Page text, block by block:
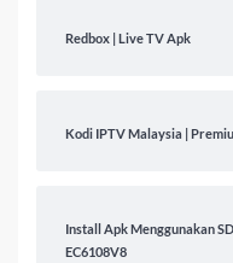
Redbox | Live TV Apk
Kodi IPTV Malaysia |
Install Apk Menggunakan
EC6108V8